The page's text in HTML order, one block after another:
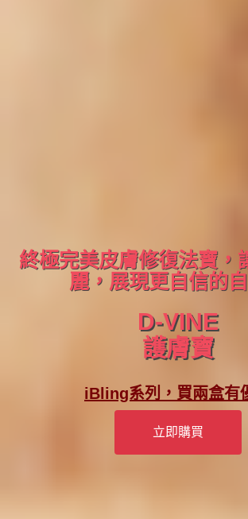
終極完美皮膚修復法寶，
麗，展現更自信的自
D-VINE
護膚寶
iBling系列，買兩盒有
立即購買